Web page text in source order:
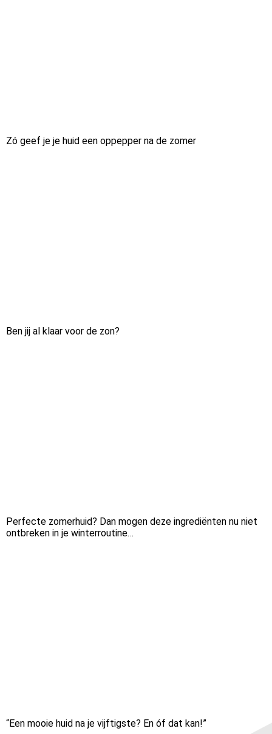
Zó geef je je huid een oppepper na de zomer
Ben jij al klaar voor de zon?
Perfecte zomerhuid? Dan mogen deze ingrediënten nu niet
ontbreken in je winterroutine…
“Een mooie huid na je vijftigste? En óf dat kan!”